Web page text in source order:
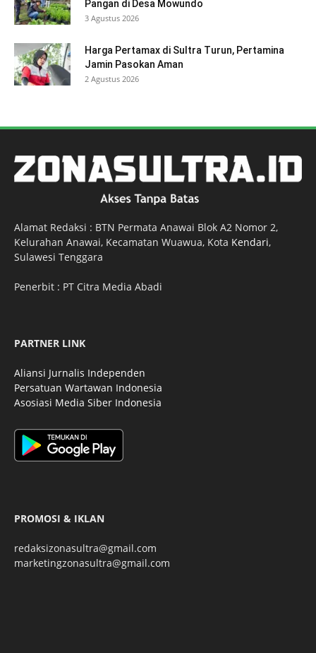
Pangan di Desa Mowundo
3 Agustus 2026
Harga Pertamax di Sultra Turun, Pertamina
Jamin Pasokan Aman
2 Agustus 2026
Alamat Redaksi : BTN Permata Anawai Blok A2 Nomor 2,
Kelurahan Anawai, Kecamatan Wuawua, Kota Kendari,
Sulawesi Tenggara
Penerbit : PT Citra Media Abadi
PARTNER LINK
Aliansi Jurnalis Independen
Persatuan Wartawan Indonesia
Asosiasi Media Siber Indonesia
PROMOSI & IKLAN
redaksizonasultra@gmail.com
marketingzonasultra@gmail.com